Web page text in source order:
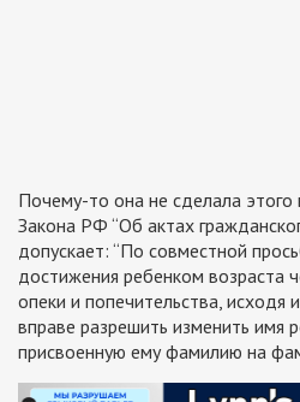
Почему-то она не сделала этого
Закона РФ “Об актах
допускает: “По совместной
достижения ребенком возраста
опеки и попечительства, исходя
вправе разрешить изменить имя
присвоенную ему фамилию на